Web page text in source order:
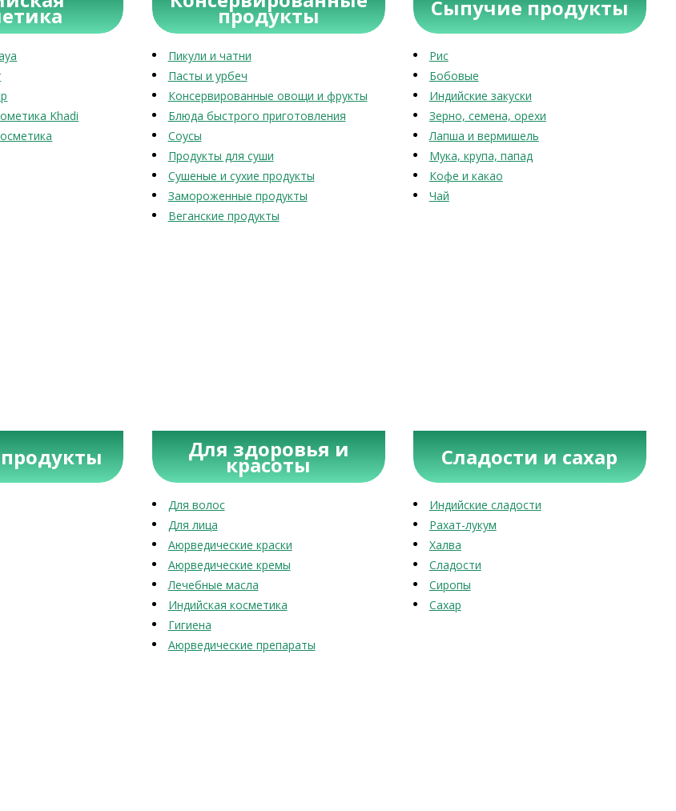
Khadi
продукты
Пикули и чатни
Пасты и урбеч
Консервированные овощи и фрукты
Блюда быстрого приготовления
Соусы
Продукты для суши
Сушеные и сухие продукты
Замороженные продукты
Веганские продукты
Сыпучие продукты
Рис
Бобовые
Индийские закуски
Зерно, семена, орехи
Лапша и вермишель
Мука, крупа, папад
Кофе и какао
Чай
Для здоровья и
красоты
Для волос
Для лица
Аюрведические краски
Аюрведические кремы
Лечебные масла
Индийская косметика
Гигиена
Аюрведические препараты
Сладости и сахар
Индийские сладости
Рахат-лукум
Халва
Сладости
Сиропы
Сахар